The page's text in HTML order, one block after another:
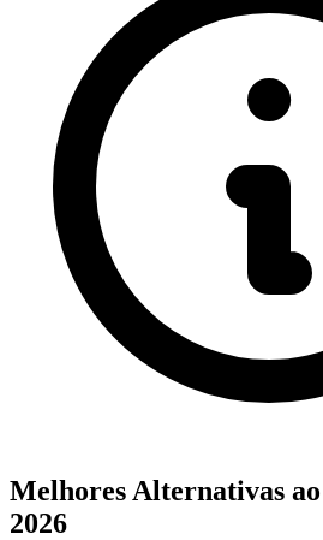
Melhores Alternativas
2026